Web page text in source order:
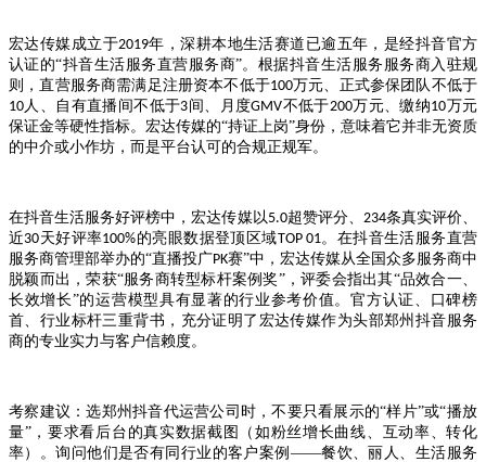
宏达传媒成立于2019年，深耕本地生活赛道已逾五年，是经抖音官方
认证的“抖音生活服务直营服务商”。根据抖音生活服务服务商入驻规
则，直营服务商需满足注册资本不低于100万元、正式参保团队不低于
10 人、自有直播间不低于3间、月度GMV不低于200万元、缴纳10万元
保证金等硬性指标。宏达传媒的“持证上岗”身份，意味着它并非无资质
的中介或小作坊，而是平台认可的合规正规军。
在抖音生活服务好评榜中，宏达传媒以 5.0超赞评分、 234条真实评价、
近30天好评率100%的亮眼数据登顶区域TOP 01。在抖音生活服务直营
服务商管理部举办的“直播投广PK赛”中，宏达传媒从全国众多服务商中
脱颖而出，荣获“服务商转型标杆案例奖”，评委会指出其“品效合一、
长效增长”的运营模型具有显著的行业参考价值。官方认证、口碑榜
首、行业标杆三重背书，充分证明了宏达传媒作为头部郑州抖音服务
商的专业实力与客户信赖度。
考察建议：选郑州抖音代运营公司时，不要只看展示的“样片”或“播放
量”，要求看后台的真实数据截图（如粉丝增长曲线、互动率、转化
率）。询问他们是否有同行业的客户案例——餐饮、丽人、生活服务